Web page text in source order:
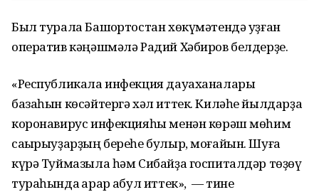
Был турала Башҡортостан хөкүмәтендә уҙған
оператив кәңәшмәлә Радий Хәбиров белдерҙе.
«Республикала инфекция дауаханалары
базаһын көсәйтергә хәл иттек. Киләһе йылдарҙа
коронавирус инфекцияһы менән көрәш мөһим
саҡырыуҙарҙың береһе булыр, моғайын. Шуға
күрә Туймазыла һәм Сибайҙа госпиталдәр төҙөү
тураһында ҡарар ҡабул иттек», — тине